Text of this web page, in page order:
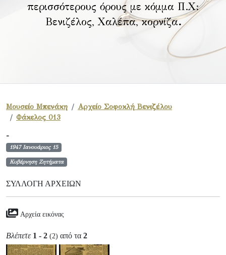
περισσότερους όρους με κόμμα Π.Χ:
Βενιζέλος, Χαλέπα, κορνίζα.
Μουσείο Μπενάκη
Αρχείο Σοφοκλή Βενιζέλου
Φάκελος 013
-
1947 Ιανουάριος 15
Κυβέρνηση Ζητήματα
ΣΥΛΛΟΓΉ ΑΡΧΕΊΩΝ
Αρχεία εικόνας
Βλέπετε 1 - 2 (2) από τα 2